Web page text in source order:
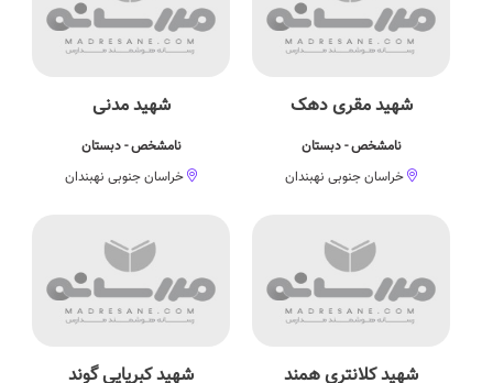
شهید مقری دهک
نامشخص - دبستان
خراسان جنوبی نهبندان
شهید مدنی
نامشخص - دبستان
خراسان جنوبی نهبندان
شهید کلانتری همند شهید کبریایی گوند